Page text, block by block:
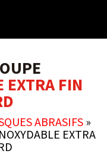
EXTRA FIN
ABRASIFS »
EXTRA